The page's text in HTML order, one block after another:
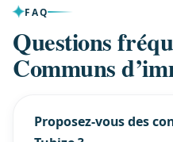
FAQ
Questions
Communs
Proposez-vous des